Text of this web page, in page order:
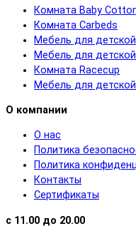
Комната Baby
Комната Carbeds
Мебель для
Мебель для
Комната Racecup
Мебель для
О компании
О нас
Политика
Политика
Контакты
Сертификаты
с 11.00 до 20.00